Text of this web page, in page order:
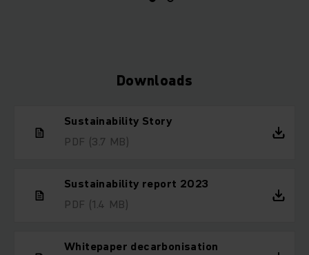
Downloads
Sustainability Story
PDF (3.7 MB)
Sustainability report 2023
PDF (1.4 MB)
Whitepaper decarbonisation